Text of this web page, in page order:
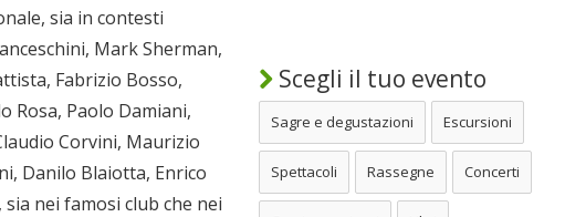
sia in contesti
Mark Sherman,
Fabrizio Bosso,
Rosa, Paolo Damiani,
Corvini, Maurizio
Danilo Blaiotta, Enrico
nei famosi club che nei
Scegli il tuo evento
Sagre e degustazioni Escursioni
Spettacoli Rassegne Concerti